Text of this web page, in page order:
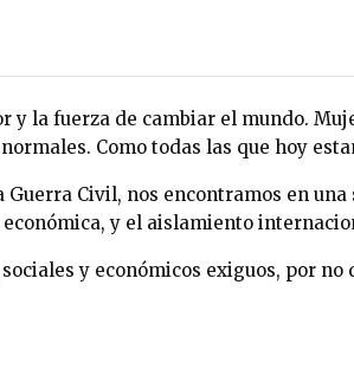
y la fuerza de cambiar el mundo.
Como todas las que hoy
Guerra Civil, nos encontramos en una
y el aislamiento
y económicos exiguos, por